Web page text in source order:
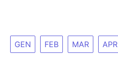
GEN FEB MAR APR